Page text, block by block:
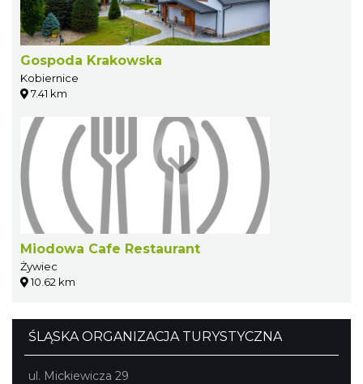
Gospoda Krakowska
Kobiernice
7.41 km
Miodowa Cafe Restaurant
Żywiec
10.62 km
ŚLĄSKA ORGANIZACJA TURYSTYCZNA
ul. Mickiewicza 29